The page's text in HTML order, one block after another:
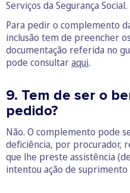
Serviços da Segurança Social.
Para pedir o complemento
inclusão tem de preencher
documentação referida no
pode consultaraqui.
9. Tem de ser o
pedido?
Não. O complemento pode
deficiência, por procurador,
que lhe preste assistência
intentou ação de suprimento